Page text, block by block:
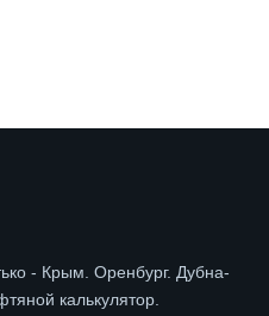
- Крым. Оренбург. Дубна-
калькулятор.